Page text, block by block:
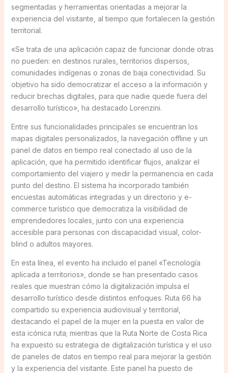
segmentadas y herramientas orientadas a mejorar la
experiencia del visitante, al tiempo que fortalecen la gestión
territorial.
«Se trata de una aplicación capaz de funcionar donde otras
no pueden: en destinos rurales, territorios dispersos,
comunidades indígenas o zonas de baja conectividad. Su
objetivo ha sido democratizar el acceso a la información y
reducir brechas digitales, para que nadie quede fuera del
desarrollo turístico», ha destacado Lorenzini.
Entre sus funcionalidades principales se encuentran los
mapas digitales personalizados, la navegación offline y un
panel de datos en tiempo real conectado al uso de la
aplicación, que ha permitido identificar flujos, analizar el
comportamiento del viajero y medir la permanencia en cada
punto del destino. El sistema ha incorporado también
encuestas automáticas integradas y un directorio y e-
commerce turístico que democratiza la visibilidad de
emprendedores locales, junto con una experiencia
accesible para personas con discapacidad visual, color-
blind o adultos mayores.
En esta línea, el evento ha incluido el panel «Tecnología
aplicada a territorios», donde se han presentado casos
reales que muestran cómo la digitalización impulsa el
desarrollo turístico desde distintos enfoques. Ruta 66 ha
compartido su experiencia audiovisual y territorial,
destacando el papel de la mujer en la puesta en valor de
esta icónica ruta; mientras que la Ruta Norte de Costa Rica
ha expuesto su estrategia de digitalización turística y el uso
de paneles de datos en tiempo real para mejorar la gestión
y la experiencia del visitante. Este panel ha puesto de